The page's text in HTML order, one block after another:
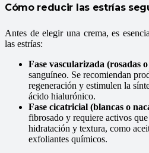
Cómo reducir las estrías
Antes de elegir una crema, es
las estrías:
Fase vascularizada (rosadas
sanguíneo. Se recomiendan
regeneración y estimulen la
ácido hialurónico.
Fase cicatricial (blancas o
fibrosado y requiere activos
hidratación y textura, como
exfoliantes químicos.